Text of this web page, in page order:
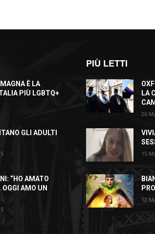
È LA
PIÙ LGBTQ+
GLI ADULTI
“HO AMATO
AMO UN
PIÙ LETTI
LA
26
15
12